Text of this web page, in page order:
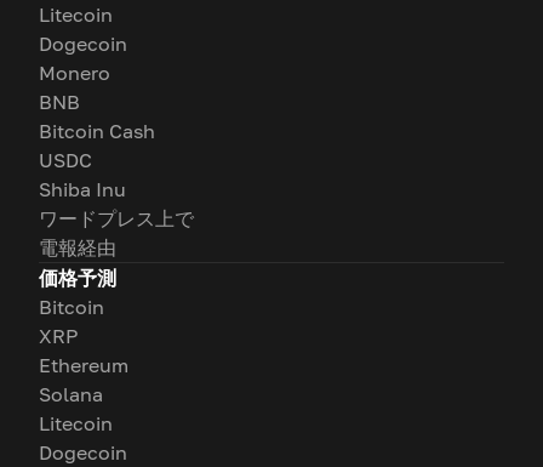
Litecoin
Dogecoin
Monero
BNB
Bitcoin Cash
USDC
Shiba Inu
ワードプレス上で
電報経由
価格予測
Bitcoin
XRP
Ethereum
Solana
Litecoin
Dogecoin